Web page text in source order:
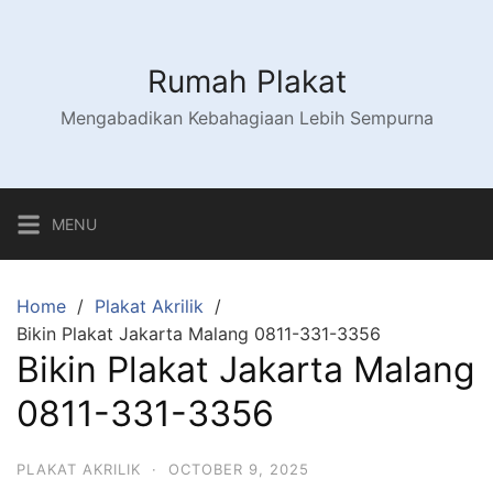
Rumah Plakat
Mengabadikan Kebahagiaan Lebih Sempurna
MENU
Home
Plakat Akrilik
Bikin Plakat Jakarta Malang 0811-331-3356
Bikin Plakat Jakarta Malang
0811-331-3356
PLAKAT AKRILIK · OCTOBER 9, 2025